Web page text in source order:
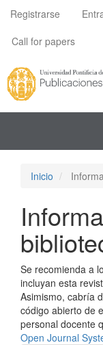
principal
principal
lateral
Registrarse
Call for papers
Inicio
Se recomienda a
incluyan esta
Asimismo, cabría
código abierto de
personal docente
Open Journal